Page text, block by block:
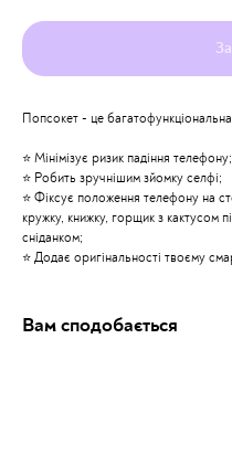
Попсокет - це
⭐️ Мінімізує ризик падіння телефону;
⭐️ Робить зручнішим зйомку селфі;
⭐️ Фіксує положення телефону на
кружку, книжку, горщик з кактусом
сніданком;
⭐️ Додає оригінальності твоєму
Вам сподобається